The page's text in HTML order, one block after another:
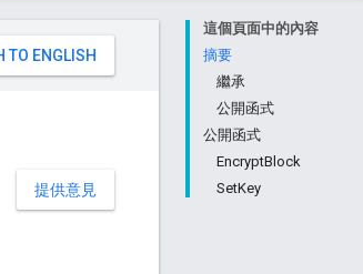
這個頁面中的內容
摘要
繼承
公開函式
公開函式
EncryptBlock
SetKey
提供意見